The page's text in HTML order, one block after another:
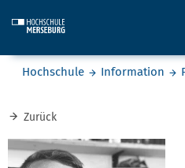
Sie befinden sich hier:
Hochschule Information
Zurück